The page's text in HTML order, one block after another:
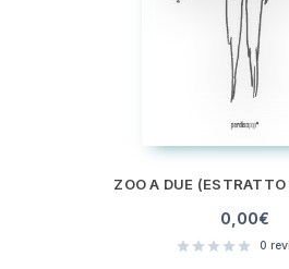
ZOO A DUE
0,00€
0